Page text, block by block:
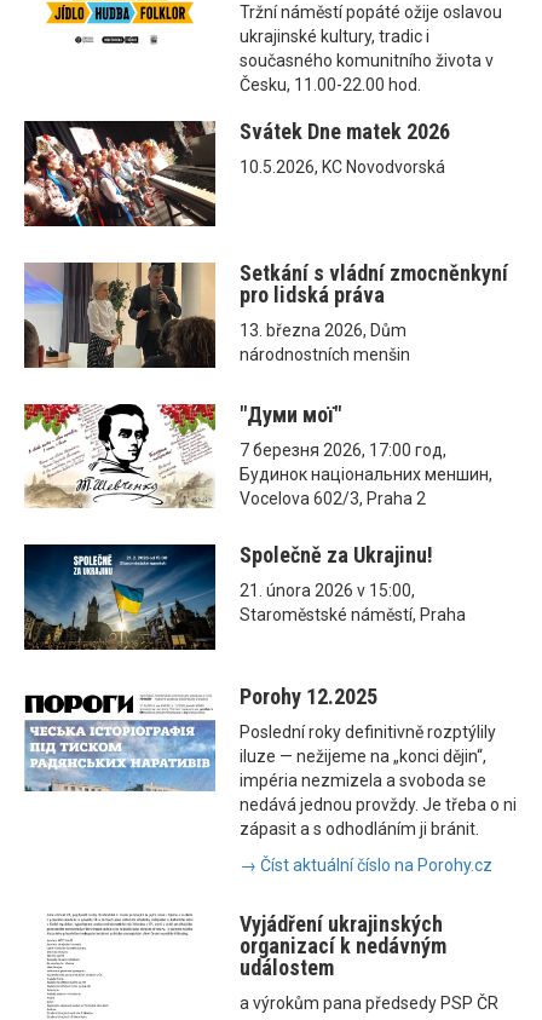
Tržní náměstí popáté ožije oslavou
ukrajinské kultury, tradic i
současného komunitního života v
Česku, 11.00-22.00 hod.
Svátek Dne matek 2026
10.5.2026, KC Novodvorská
Setkání s vládní zmocněnkyní
pro lidská práva
13. března 2026, Dům
národnostních menšin
"Думи мої"
7 березня 2026, 17:00 год,
Будинок національних меншин,
Vocelova 602/3, Praha 2
Společně za Ukrajinu!
21. února 2026 v 15:00,
Staroměstské náměstí, Praha
Porohy 12.2025
Poslední roky definitivně rozptýlily
iluze — nežijeme na „konci dějin“,
impéria nezmizela a svoboda se
nedává jednou provždy. Je třeba o ni
zápasit a s odhodláním ji bránit.
→ Číst aktuální číslo na Porohy.cz
Vyjádření ukrajinských
organizací k nedávným
událostem
a výrokům pana předsedy PSP ČR